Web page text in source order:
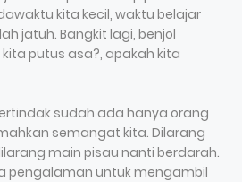
kita kecil, waktu belajar
jatuh. Bangkit lagi, benjol
putus asa?, apakah kita
sudah ada hanya orang
semangat kita. Dilarang
main pisau nanti berdarah.
pengalaman untuk mengambil